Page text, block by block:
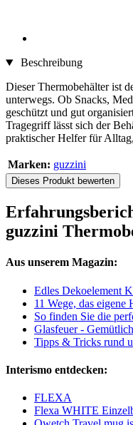
Beschreibung
Dieser Thermobehälter ist
unterwegs. Ob Snacks,
geschützt und gut
Tragegriff lässt sich der
praktischer Helfer für
Marken: guzzini
Dieses Produkt bewerten
guzzini
Aus unserem Magazin:
Edles Dekoelement
11 Wege, das eigene
So finden Sie die
Glasfeuer -
Tipps & Tricks rund
Interismo entdecken:
FLEXA
Flexa WHITE